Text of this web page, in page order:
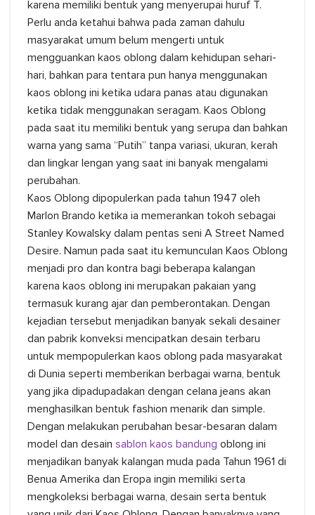
karena memiliki bentuk yang menyerupai huruf T.
Perlu anda ketahui bahwa pada zaman dahulu
masyarakat umum belum mengerti untuk
mengguankan kaos oblong dalam kehidupan sehari-
hari, bahkan para tentara pun hanya menggunakan
kaos oblong ini ketika udara panas atau digunakan
ketika tidak menggunakan seragam. Kaos Oblong
pada saat itu memiliki bentuk yang serupa dan bahkan
warna yang sama “Putih” tanpa variasi, ukuran, kerah
dan lingkar lengan yang saat ini banyak mengalami
perubahan.
Kaos Oblong dipopulerkan pada tahun 1947 oleh
Marlon Brando ketika ia memerankan tokoh sebagai
Stanley Kowalsky dalam pentas seni A Street Named
Desire. Namun pada saat itu kemunculan Kaos Oblong
menjadi pro dan kontra bagi beberapa kalangan
karena kaos oblong ini merupakan pakaian yang
termasuk kurang ajar dan pemberontakan. Dengan
kejadian tersebut menjadikan banyak sekali desainer
dan pabrik konveksi mencipatkan desain terbaru
untuk mempopulerkan kaos oblong pada masyarakat
di Dunia seperti memberikan berbagai warna, bentuk
yang jika dipadupadakan dengan celana jeans akan
menghasilkan bentuk fashion menarik dan simple.
Dengan melakukan perubahan besar-besaran dalam
model dan desain sablon kaos bandung oblong ini
menjadikan banyak kalangan muda pada Tahun 1961 di
Benua Amerika dan Eropa ingin memiliki serta
mengkoleksi berbagai warna, desain serta bentuk